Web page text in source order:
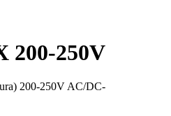
200-250V
200-250V AC/DC-